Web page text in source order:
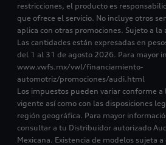
restricciones, el producto es
que ofrece el servicio. No incluye otros
aplica con otras promociones. Sujeto a
Las cantidades están expresadas en
del 1 al 31 de agosto 2026. Para mayor
www.vwfs.mx/vwl/financiamiento-
automotriz/promociones/audi.html
Los impuestos pueden variar conforme
vigente así como con las disposiciones
región geográfica. Para mayor
consultar a tu Distribuidor autorizado
Mexicana. Existencia de modelos sujeta